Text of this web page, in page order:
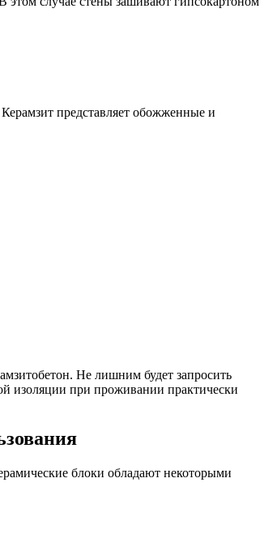
представляет обожженные и
Не лишним будет запросить
изоляции при проживании практически
блоки обладают некоторыми